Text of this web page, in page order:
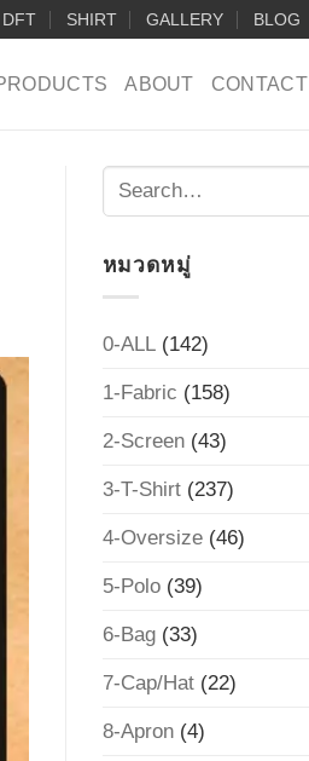
DFT SHIRT GALLERY BLOG
ABOUT CONTACT
หมวดหมู่
0-ALL(142)
1-Fabric (158)
2-Screen(43)
3-T-Shirt(237)
4-Oversize(46)
5-Polo(39)
6-Bag(33)
7-Cap/Hat(22)
8-Apron(4)